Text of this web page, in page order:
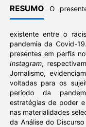
RESUMO O
existente entre o
pandemia da Covid-
presentes em perfis
Instagram,
Jornalismo,
voltadas para os
período da
estratégias de poder
nas materialidades
da Análise do